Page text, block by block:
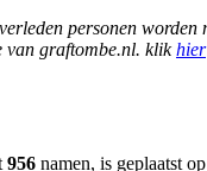
personen worden
van graftombe.nl. klikhier
956 namen, is geplaatst op